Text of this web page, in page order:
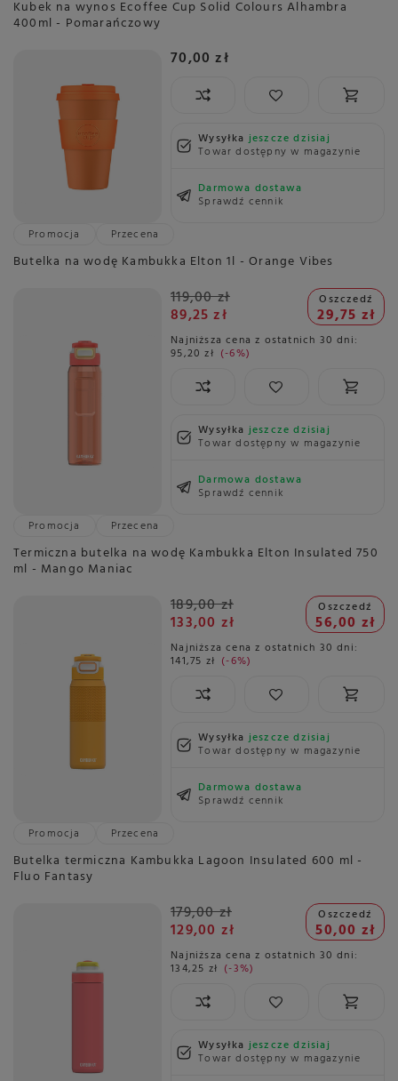
Kubek na wynos Ecoffee Cup Solid Colours Alhambra
400ml - Pomarańczowy
70,00 zł
Wysyłkajeszcze dzisiaj
Towar dostępny w magazynie
Darmowa dostawa
Sprawdź cennik
Promocja
Przecena
Butelka na wodę Kambukka Elton 1l - Orange Vibes
119,00 zł
89,25 zł
Oszczedź
29,75 zł
Najniższa cena z ostatnich 30 dni:
95,20 zł -6%
Wysyłkajeszcze dzisiaj
Towar dostępny w magazynie
Darmowa dostawa
Sprawdź cennik
Promocja
Przecena
Termiczna butelka na wodę Kambukka Elton Insulated 750
ml - Mango Maniac
189,00 zł
133,00 zł
Oszczedź
56,00 zł
Najniższa cena z ostatnich 30 dni:
141,75 zł -6%
Wysyłkajeszcze dzisiaj
Towar dostępny w magazynie
Darmowa dostawa
Sprawdź cennik
Promocja
Przecena
Butelka termiczna Kambukka Lagoon Insulated 600 ml -
Fluo Fantasy
179,00 zł
129,00 zł
Oszczedź
50,00 zł
Najniższa cena z ostatnich 30 dni:
134,25 zł -3%
Wysyłkajeszcze dzisiaj
Towar dostępny w magazynie